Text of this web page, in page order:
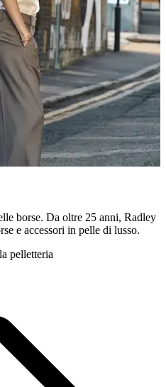
borse. Da oltre 25 anni, Radley
e accessori in pelle di lusso.
pelletteria